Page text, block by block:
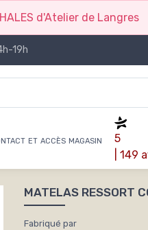
d'Atelier de Langres
19h
et accès magasin
5
| 149
MATELAS RESSORT
Fabriqué par